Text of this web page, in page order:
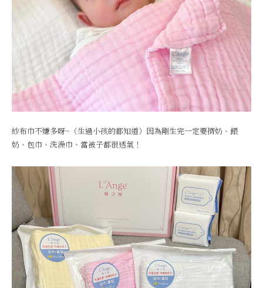
紗布巾不嫌多呀~（生過小孩的都知道）因為剛生完一定要擠奶、餵
奶、包巾、洗澡巾、當被子都很透氣！